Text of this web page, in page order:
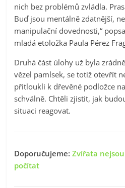
nich bez problémů zvládla.
Buď jsou mentálně zdatnější,
manipulační dovednosti,“
mladá etoložka Paula Pérez
Druhá část úlohy už byla
vězel pamlsek, se totiž otevřít
přitloukli k dřevěné podložce
schválně. Chtěli zjistit, jak
situaci reagovat.
Doporučujeme:Zvířata
počítat